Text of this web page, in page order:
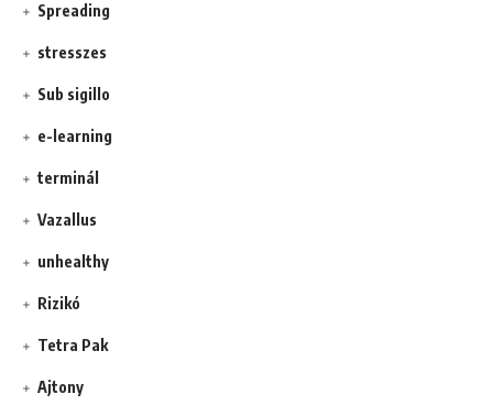
Spreading
stresszes
Sub sigillo
e-learning
terminál
Vazallus
unhealthy
Rizikó
Tetra Pak
Ajtony